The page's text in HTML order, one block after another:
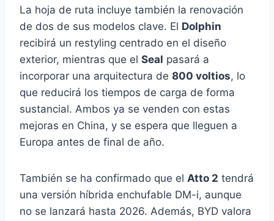
La hoja de ruta incluye también la renovación
de dos de sus modelos clave. El Dolphin
recibirá un restyling centrado en el diseño
exterior, mientras que el Seal pasará a
incorporar una arquitectura de 800 voltios, lo
que reducirá los tiempos de carga de forma
sustancial. Ambos ya se venden con estas
mejoras en China, y se espera que lleguen a
Europa antes de final de año.
También se ha confirmado que el Atto 2 tendrá
una versión híbrida enchufable DM-i, aunque
no se lanzará hasta 2026. Además, BYD valora